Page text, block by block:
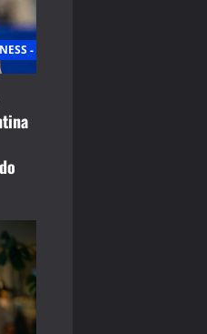
- ESPORTE